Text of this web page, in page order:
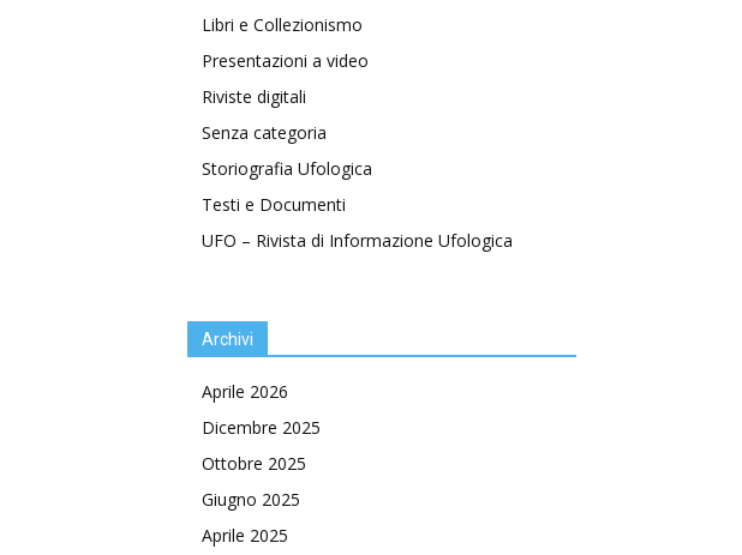
Libri e Collezionismo
Presentazioni a video
Riviste digitali
Senza categoria
Storiografia Ufologica
Testi e Documenti
UFO – Rivista di Informazione Ufologica
Archivi
Aprile 2026
Dicembre 2025
Ottobre 2025
Giugno 2025
Aprile 2025